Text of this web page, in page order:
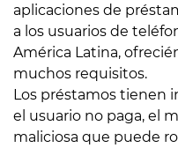
aplicaciones de
a los usuarios de
América Latina,
muchos requisitos.
Los préstamos tienen
el usuario no paga, el
maliciosa que puede